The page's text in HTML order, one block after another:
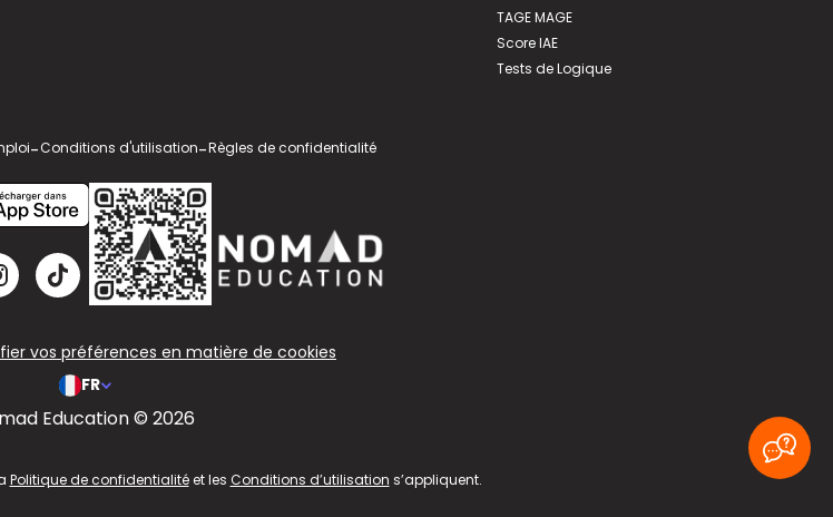
TAGE MAGE
Score IAE
Tests de Logique
-Conditions d'utilisation-Règles de confidentialité
vos préférences en matière de cookies
FR
Education © 2026
Politique de confidentialitéet les Conditions d’utilisation s’appliquent.